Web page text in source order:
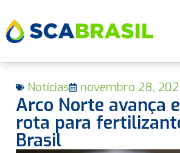
Notícias novembro 28,
Arco Norte avança
rota para
Brasil